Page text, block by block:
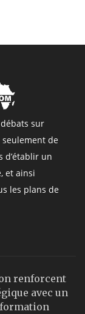
sur
seulement de
d’établir un
et ainsi
les plans de
renforcent
avec un